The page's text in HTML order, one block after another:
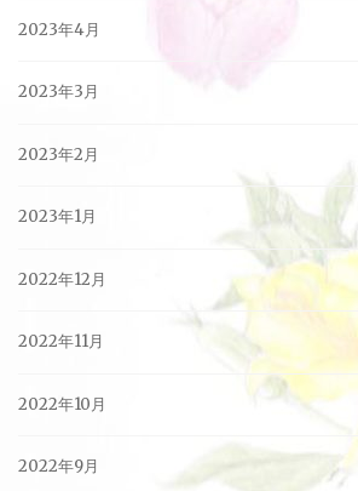
2023年4月
2023年3月
2023年2月
2023年1月
2022年12月
2022年11月
2022年10月
2022年9月